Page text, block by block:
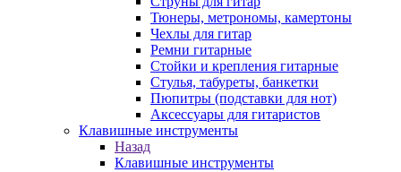
Тюнеры, метрономы, камертоны
Чехлы для гитар
Ремни гитарные
Стойки и крепления гитарные
Стулья, табуреты, банкетки
Пюпитры (подставки для нот)
Аксессуары для гитаристов
Клавишные инструменты
Назад
Клавишные инструменты